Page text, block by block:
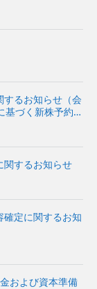
するお知らせ（会
づく新株予約権
関するお知らせ
定に関するお知
および資本準備